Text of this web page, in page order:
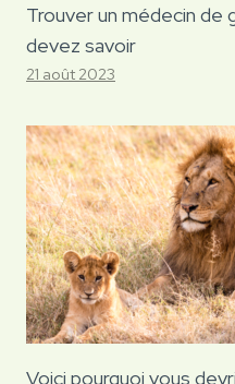
Trouver un médecin de
devez savoir
21 août 2023
Voici pourquoi vous